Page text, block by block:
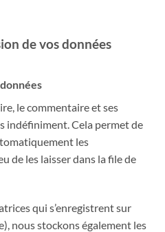
de vos données
le commentaire et ses
indéfiniment. Cela permet de
les
de les laisser dans la file de
qui s’enregistrent sur
nous stockons également les